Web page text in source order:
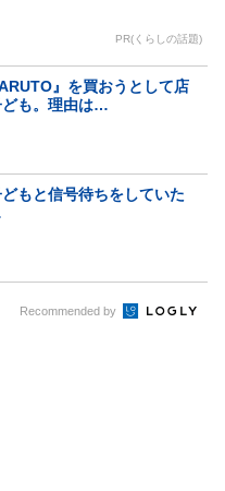
PR(くらしの話題)
』を買おうとして店
ども。理由は…
もと信号待ちをしていた
Recommended by